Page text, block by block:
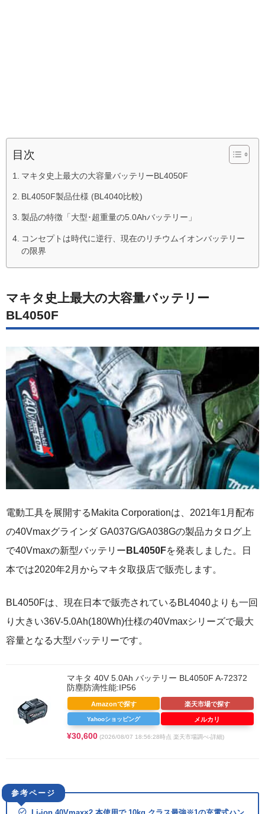
目次
マキタ史上最大の大容量バッテリーBL4050F
BL4050F製品仕様 (BL4040比較)
製品の特徴「大型･超重量の5.0Ahバッテリー」
コンセプトは時代に逆行、現在のリチウムイオンバッテリー
の限界
マキタ史上最大の大容量バッテリー
BL4050F
電動工具を展開するMakita Corporationは、2021年1月配布
の40Vmaxグラインダ GA037G/GA038Gの製品カタログ上
で40Vmaxの新型バッテリー BL4050Fを発表しました。日
本では2020年2月からマキタ取扱店で販売します。
BL4050Fは、現在日本で販売されているBL4040よりも一回
り大きい36V-5.0Ah(180Wh)仕様の40Vmaxシリーズで最大
容量となる大型バッテリーです。
マキタ 40V 5.0Ah バッテリー BL4050F A-72372
防塵防滴性能:IP56
¥30,600 (2026/08/07 18:56:28時点 楽天市場調べ-詳細)
Amazonで探す 楽天市場で探す
Yahooショッピング メルカリ